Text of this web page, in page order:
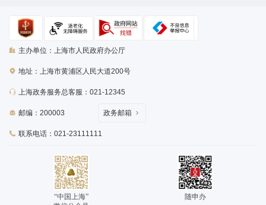
主办单位：上海市人民政府办公厅
地址：上海市黄浦区人民大道200号
上海政务服务总客服：021-12345
邮编：200003
联系电话：021-23111111
政务邮箱
“中国上海”
随申办